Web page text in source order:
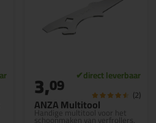
ANZA Multitool
Handige multitool voor het
schoonmaken van verfrollers,
3,09 (2)